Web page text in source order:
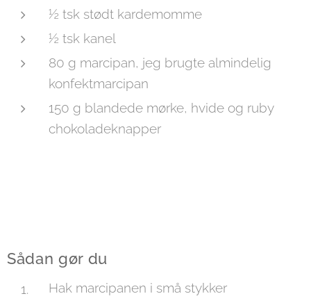
½ tsk stødt kardemomme
½ tsk kanel
80 g marcipan, jeg brugte almindelig
konfektmarcipan
150 g blandede mørke, hvide og ruby
chokoladeknapper
Sådan gør du
Hak marcipanen i små stykker